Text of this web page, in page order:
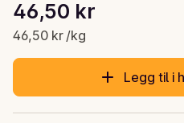
Gjeldende pris er: 46,50 kr
46,50 kr
46,50 kr /kg
Legg til i